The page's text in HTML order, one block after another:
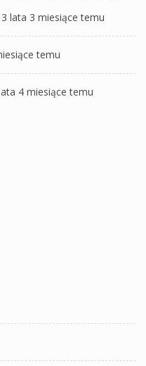
3 lata 3 miesiące temu
temu
4 miesiące temu